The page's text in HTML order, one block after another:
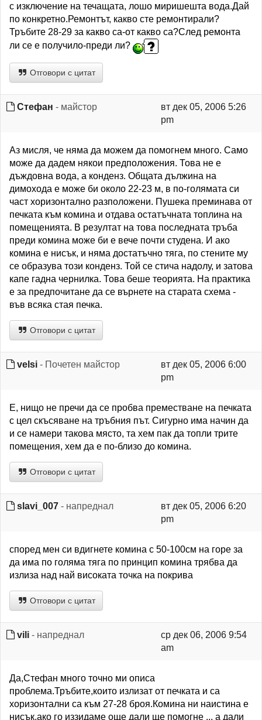
с изключение на течащата, лошо миришешта вода.Дай
по конкретно.Ремонтът, какво сте ремонтирали?
Тръбите 28-29 за какво са-от какво са?След ремонта
ли се е получило-преди ли?
Отговори с цитат
Стефан - майстор
вт дек 05, 2006 5:26
pm
Аз мисля, че няма да можем да помогнем много. Само
може да дадем някои предположения. Това не е
дъждовна вода, а конденз. Общата дължина на
димохода е може би около 22-23 м, в по-голямата си
част хоризонтално разположени. Пушека преминава от
печката към комина и отдава остатъчната топлина на
помещенията. В резултат на това последната тръба
преди комина може би е вече почти студена. И ако
комина е нисък, и няма достатъчно тяга, по стените му
се образува този конденз. Той се стича надолу, и затова
капе гадна чернилка. Това беше теорията. На практика
е за предпочитане да се върнете на старата схема -
във всяка стая печка.
Отговори с цитат
velsi - Почетен майстор
вт дек 05, 2006 6:00
pm
Е, нищо не пречи да се пробва преместване на печката
с цел скъсяване на тръбния път. Сигурно има начин да
и се намери такова място, та хем пак да топли трите
помещения, хем да е по-близо до комина.
Отговори с цитат
slavi_007 - напреднал
вт дек 05, 2006 6:20
pm
според мен си вдигнете комина с 50-100см на горе за
да има по голяма тяга по принцип комина трябва да
излиза над най високата точка на покрива
Отговори с цитат
vili - напреднал
ср дек 06, 2006 9:54
am
Да,Стефан много точно ми описа
проблема.Тръбите,които излизат от печката и са
хоризонтални са към 27-28 броя.Комина ни наистина е
нисък,ако го иззидаме още дали ще помогне ... а дали